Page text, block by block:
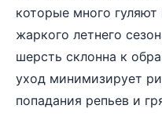
которые много гуляют
жаркого летнего
шерсть склонна к
уход минимизирует
попадания репьев и